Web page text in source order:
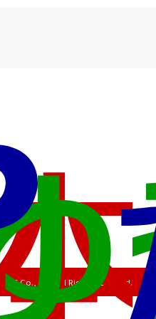
Co., Ltd. All Rights Reserved.